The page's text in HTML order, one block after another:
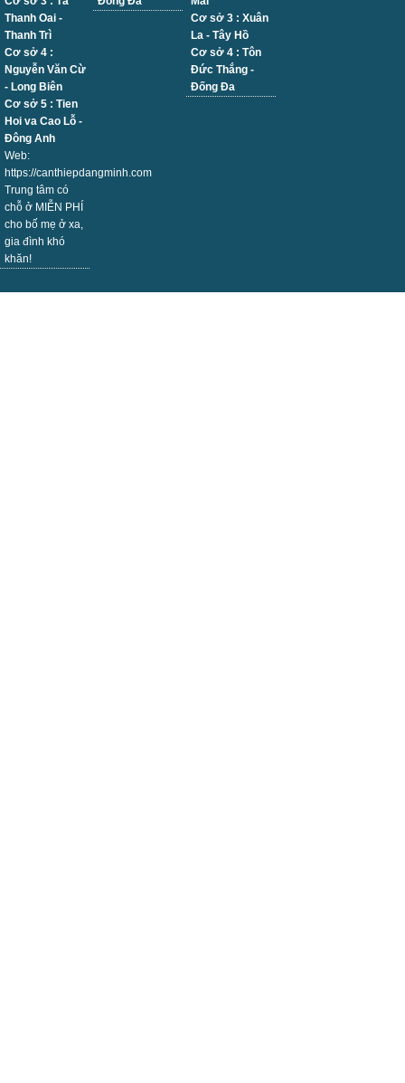
Thanh Oai -
Thanh Trì
Cơ sở 4 :
Nguyễn Văn Cừ
- Long Biên
Cơ sở 5 : Tien
Hoi va Cao Lỗ -
Đông Anh
Web:
https://canthiepdangminh.com
Trung tâm có
chỗ ở MIỄN PHÍ
cho bố mẹ ở xa,
gia đình khó
khăn!
Cơ sở 3 : Xuân
La - Tây Hồ
Cơ sở 4 : Tôn
Đức Thắng -
Đống Đa